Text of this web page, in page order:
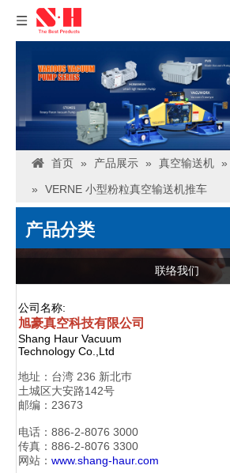
首页 » 产品展示 » 真空输送机 »
» VERNE 小型粉粒真空输送机推车
产品分类
联络我们
公司名称:
旭豪真空科技有限公司
Shang Haur Vacuum
Technology Co.,Ltd
地址： 台湾 236 新北巿
土城区大安路142号
邮编：23673
电话：886-2-8076 3000
传真：886-2-8076 3300
网站： www.shang-haur.com